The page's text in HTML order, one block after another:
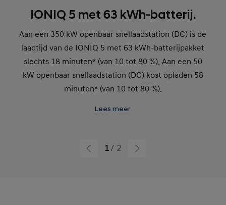
IONIQ 5 met 63 kWh-batterij.
Aan een 350 kW openbaar snellaadstation (DC) is de
laadtijd van de IONIQ 5 met 63 kWh-batterijpakket
slechts 18 minuten* (van 10 tot 80 %). Aan een 50
kW openbaar snellaadstation (DC) kost opladen 58
minuten* (van 10 tot 80 %).
Lees meer
1 2